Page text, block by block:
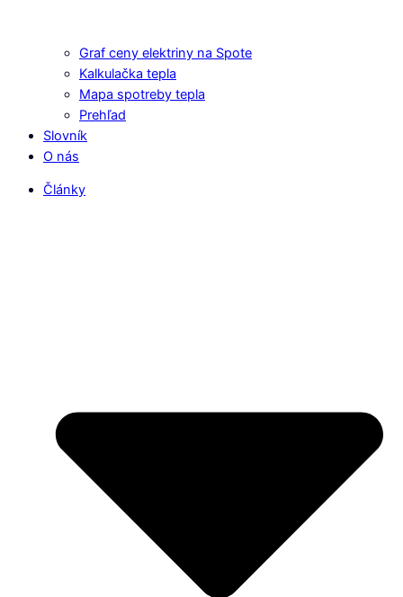
Graf ceny elektriny na Spote
Kalkulačka tepla
Mapa spotreby tepla
Prehľad
Slovník
O nás
Články